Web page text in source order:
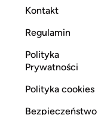
Kontakt
Regulamin
Polityka
Prywatności
Polityka cookies
Bezpieczeństwo